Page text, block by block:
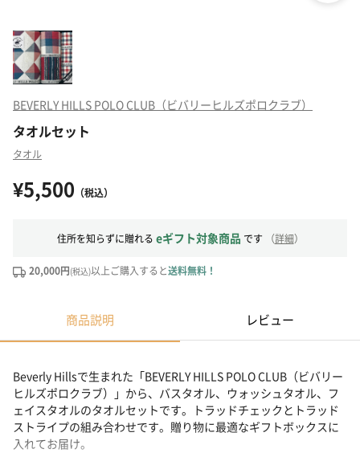
BEVERLY HILLS POLO CLUB（ビバリーヒルズポロクラブ）
タオルセット
タオル
¥5,500 （税込）
住所を知らずに贈れる eギフト対象商品 です （詳細）
20,000円(税込)以上ご購入すると送料無料！
商品説明 レビュー
Beverly Hillsで生まれた「BEVERLY HILLS POLO CLUB（ビバリー
ヒルズポロクラブ）」から、バスタオル、ウォッシュタオル、フ
ェイスタオルのタオルセットです。トラッドチェックとトラッド
ストライプの組み合わせです。贈り物に最適なギフトボックスに
入れてお届け。